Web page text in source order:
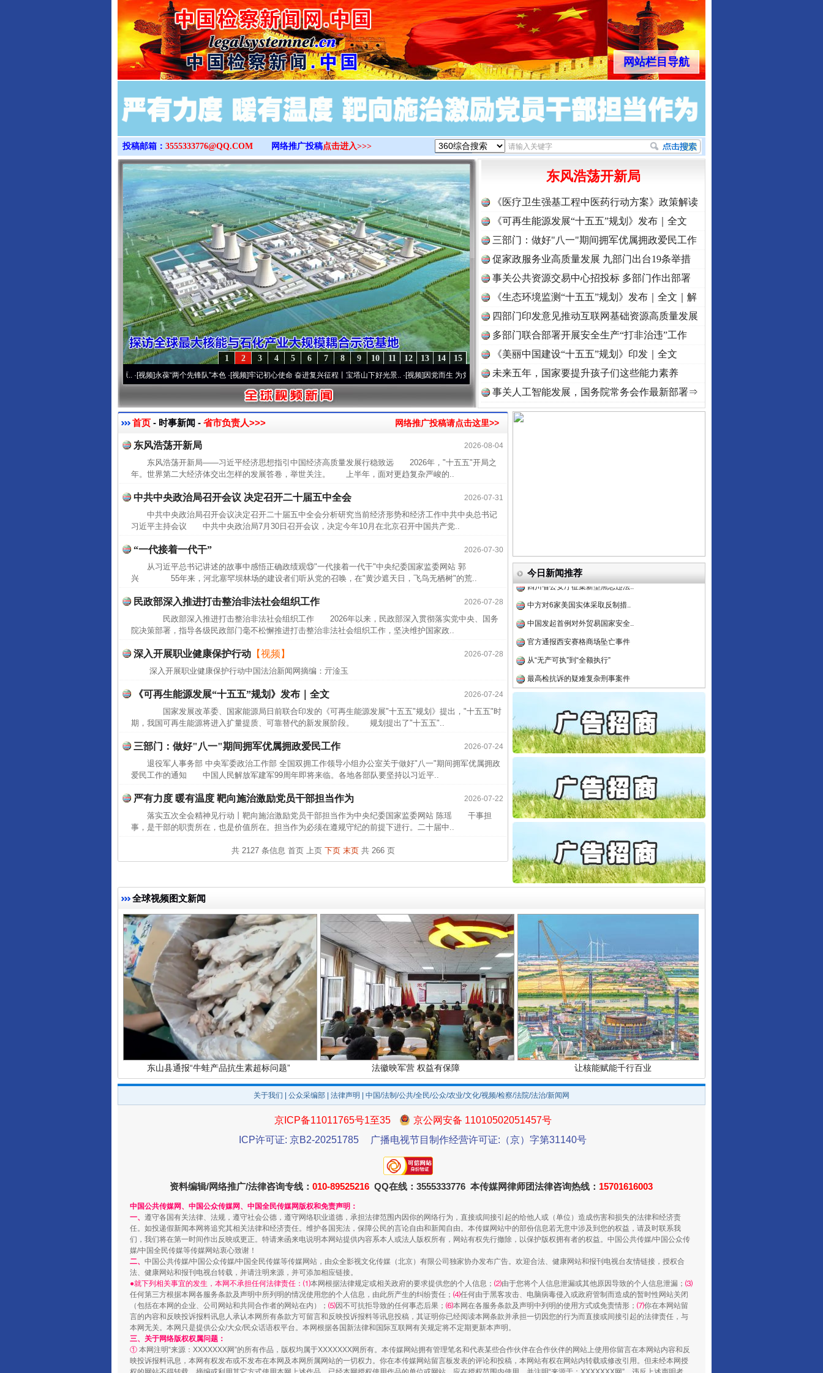
>
网站栏目导航
投稿邮箱： 3555333776@QQ.COM 网络推广投稿点击进入>>>
15
14
13
12
11
10
9
8
7
6
5
4
3
2
1
·[视频]永葆“两个先锋队”本色·[视频]牢记初心使命 奋进复兴征程丨宝塔山下好光景..·[视频]因党而生 为党而战——百年“纪”事⑧加强纪律..·[视频]牢记初心使命 奋进复兴征程丨“转折之城”激荡..
东风浩荡开新局
《医疗卫生强基工程中医药行动方案》政策解读
《可再生能源发展“十五五”规划》发布｜全文
三部门：做好"八一"期间拥军优属拥政爱民工作
促家政服务业高质量发展 九部门出台19条举措
事关公共资源交易中心招投标 多部门作出部署
《生态环境监测“十五五”规划》发布｜全文｜解
读
四部门印发意见推动互联网基础资源高质量发展
多部门联合部署开展安全生产“打非治违”工作
《美丽中国建设“十五五”规划》印发｜全文
未来五年，国家要提升孩子们这些能力素养
事关人工智能发展，国务院常务会作最新部署⇒
首页 - 时事新闻 - 省市负责人>>> 网络推广投稿请点击这里>>
2026-08-04
东风浩荡开新局
东风浩荡开新局——习近平经济思想指引中国经济高质量发展行稳致远 2026年，"十五五"开局之
年。世界第二大经济体交出怎样的发展答卷，举世关注。 上半年，面对更趋复杂严峻的..
2026-07-31
中共中央政治局召开会议 决定召开二十届五中全会
中共中央政治局召开会议决定召开二十届五中全会分析研究当前经济形势和经济工作中共中央总书记
习近平主持会议 中共中央政治局7月30日召开会议，决定今年10月在北京召开中国共产党..
2026-07-30
“一代接着一代干”
从习近平总书记讲述的故事中感悟正确政绩观⑬"一代接着一代干"中央纪委国家监委网站 郭
兴 55年来，河北塞罕坝林场的建设者们听从党的召唤，在"黄沙遮天日，飞鸟无栖树"的荒..
2026-07-28
民政部深入推进打击整治非法社会组织工作
民政部深入推进打击整治非法社会组织工作 2026年以来，民政部深入贯彻落实党中央、国务
院决策部署，指导各级民政部门毫不松懈推进打击整治非法社会组织工作，坚决维护国家政..
2026-07-28
深入开展职业健康保护行动 【视频】
深入开展职业健康保护行动中国法治新闻网摘编：亓淦玉
2026-07-24
《可再生能源发展“十五五”规划》发布｜全文
国家发展改革委、国家能源局日前联合印发的《可再生能源发展"十五五"规划》提出，"十五五"时
期，我国可再生能源将进入扩量提质、可靠替代的新发展阶段。 规划提出了"十五五"..
2026-07-24
三部门：做好"八一"期间拥军优属拥政爱民工作
退役军人事务部 中央军委政治工作部 全国双拥工作领导小组办公室关于做好"八一"期间拥军优属拥政
爱民工作的通知 中国人民解放军建军99周年即将来临。各地各部队要坚持以习近平..
2026-07-22
严有力度 暖有温度 靶向施治激励党员干部担当作为
落实五次全会精神见行动丨靶向施治激励党员干部担当作为中央纪委国家监委网站 陈瑶 干事担
事，是干部的职责所在，也是价值所在。担当作为必须在遵规守纪的前提下进行。二十届中..
共 2127 条信息 首页 上页 下页 末页共 266 页
今日新闻推荐
四川省公安厅征集新型黑恶违法..
中方对6家美国实体采取反制措..
中国发起首例对外贸易国家安全..
官方通报西安赛格商场坠亡事件
从“无产可执”到“全额执行”
最高检抗诉的疑难复杂刑事案件
事故致5死1伤，四川省安委会挂..
半生相守，一别两宽：这场老年..
一纸欠条伤亲情 巡回调解促和..
26万保费，离婚时为何要分走一..
传销头目出狱后办书院暴力管教..
四川省公安厅征集新型黑恶违法..
中国发起首例对外贸易国家安全..
官方通报西安赛格商场坠亡事件
从“无产可执”到“全额执行”
事故致5死1伤，四川省安委会挂..
全球视频图文新闻
完善运行机制助力责任有效落实
东山县通报“牛蛙产品抗生素超标问题” 法徽映军营 权益有保障 让核能赋能千行百业
千年窑火 生生不息 一批国家标准开始实施 从数据变化看反腐深化
关于我们 公众采编部 法律声明 | 中国/法制/公共/全民/公众/农业/文化/视频/检察/法院/法治/新闻网
京ICP备11011765号1至35
京公网安备 11010502051457号
ICP许可证: 京B2-20251785
广播电视节目制作经营许可证:（京）字第31140号
资料编辑/网络推广/法律咨询专线： 010-89525216 QQ在线：3555333776 本传媒网律师团法律咨询热线： 15701616003
中国公共传媒网、中国公众传媒网、中国全民传媒网版权和免责声明：
一、 遵守各国有关法律、法规，遵守社会公德，遵守网络职业道德，承担法律范围内因你的网络行为，直接或间接引起的给他人或（单位）造成伤害和损失的法律和经济责
任。如投递假新闻本网将追究其相关法律和经济责任。维护各国宪法，保障公民的言论自由和新闻自由。本传媒网站中的部份信息若无意中涉及到您的权益，请及时联系我
们，我们将在第一时间作出反映或更正。特请来函来电说明本网站提供内容系本人或法人版权所有，网站有权先行撤除，以保护版权拥有者的权益。中国公共传媒/中国公众传
媒/中国全民传媒等传媒网站衷心致谢！
二、 中国公共传媒/中国公众传媒/中国全民传媒等传媒网站，由众全影视文化传媒（北京）有限公司独家协办发布广告。欢迎合法、健康网站和报刊电视台友情链接，授权合
法、健康网站和报刊电视台转载，并请注明来源，并可添加相应链接。
●就下列相关事宜的发生，本网不承担任何法律责任：⑴本网根据法律规定或相关政府的要求提供您的个人信息； ⑵由于您将个人信息泄漏或其他原因导致的个人信息泄漏； ⑶
任何第三方根据本网各服务条款及声明中所列明的情况使用您的个人信息，由此所产生的纠纷责任； ⑷任何由于黑客攻击、电脑病毒侵入或政府管制而造成的暂时性网站关闭
（包括在本网的企业、公司网站和共同合作者的网站在内）； ⑸因不可抗拒导致的任何事态后果； ⑹本网在各服务条款及声明中列明的使用方式或免责情形； ⑺你在本网站留
言的内容和反映投诉报料讯息人承认本网所有条款方可留言和反映投诉报料等讯息投稿，其证明你已经阅读本网条款并承担一切因您的行为而直接或间接引起的法律责任，与
本网无关。本网只是提供公众/大众/民众话语权平台。本网根据各国新法律和国际互联网有关规定将不定期更新本声明。
三、关于网络版权权属问题：
① 本网注明“来源：XXXXXXX网”的所有作品，版权均属于XXXXXXX网所有。本传媒网站拥有管理笔名和代表某些合作伙伴在合作伙伴的网站上使用你留言在本网站内容和反
映投诉报料讯息，本网有权发布或不发布在本网及本网所属网站的一切权力。你在本传媒网站留言板发表的评论和投稿，本网站有权在网站内转载或修改引用。但未经本网授